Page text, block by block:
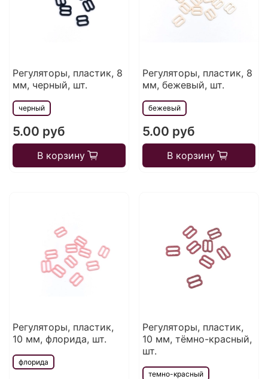
Регуляторы, пластик, 8
мм, черный, шт.
черный
5.00 руб
В корзину
Регуляторы, пластик, 8
мм, бежевый, шт.
бежевый
5.00 руб
В корзину
Регуляторы, пластик,
10 мм, флорида, шт.
флорида
Регуляторы, пластик,
10 мм, тёмно-красный,
шт.
темно-красный